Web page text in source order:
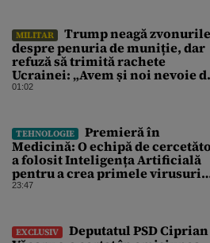
MILITAR
Trump neagă zvonurile
despre penuria de muniție, dar
refuză să trimită rachete
Ucrainei: „Avem și noi nevoie
rachete”
01:02
TEHNOLOGIE
Premieră în
Medicină: O echipă de
a folosit Inteligența Artificială
pentru a crea primele virusuri
sintetice la tratarea de E.coli
23:47
EXCLUSIV
Deputatul PSD Ciprian